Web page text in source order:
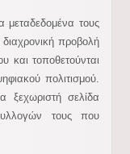
μεταδεδομένα τους
προβολή
και τοποθετούνται
πολιτισμού.
ξεχωριστή σελίδα
τους που